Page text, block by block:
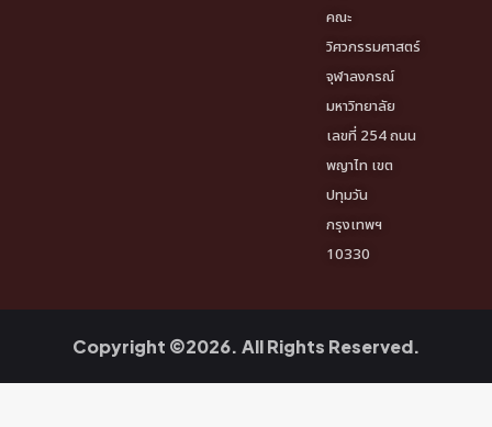
คณะ
วิศวกรรมศาสตร์
จุฬาลงกรณ์
มหาวิทยาลัย
เลขที่ 254 ถนน
พญาไท เขต
ปทุมวัน
กรุงเทพฯ
10330
Copyright ©2026. All Rights Reserved.